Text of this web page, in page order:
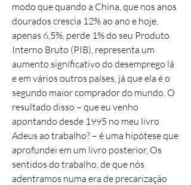
modo que quando a China, que nos anos
dourados crescia 12% ao ano e hoje,
apenas 6,5%, perde 1% do seu Produto
Interno Bruto (PIB), representa um
aumento significativo do desemprego lá
e em vários outros países, já que ela é o
segundo maior comprador do mundo. O
resultado disso – que eu venho
apontando desde 1995 no meu livro
Adeus ao trabalho? – é uma hipótese que
aprofundei em um livro posterior, Os
sentidos do trabalho, de que nós
adentramos numa era de precarização